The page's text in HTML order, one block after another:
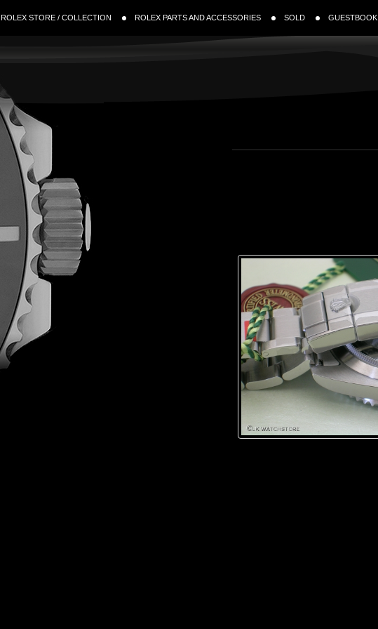
ROLEX STORE / COLLECTION ROLEX PARTS AND ACCESSORIES SOLD GUESTBOOK